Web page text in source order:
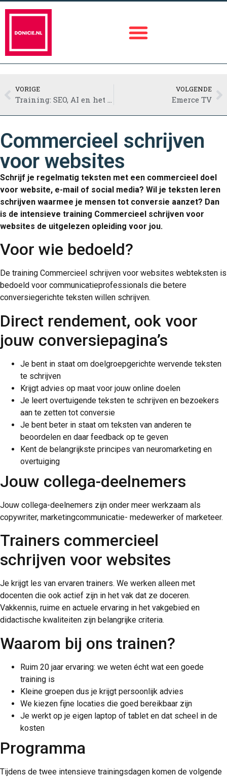
VORIGE
Training: SEO, AI en het nieuwe zoeken
VOLGENDE
Emerce TV
Commercieel schrijven
voor websites
Schrijf je regelmatig teksten met een commercieel doel
voor website, e-mail of social media? Wil je teksten leren
schrijven waarmee je mensen tot conversie aanzet? Dan
is de intensieve training Commercieel schrijven voor
websites de uitgelezen opleiding voor jou.
Voor wie bedoeld?
De training Commercieel schrijven voor websites webteksten is
bedoeld voor communicatieprofessionals die betere
conversiegerichte teksten willen schrijven.
Direct rendement, ook voor
jouw conversiepagina’s
Je bent in staat om doelgroepgerichte wervende teksten
te schrijven
Krijgt advies op maat voor jouw online doelen
Je leert overtuigende teksten te schrijven en bezoekers
aan te zetten tot conversie
Je bent beter in staat om teksten van anderen te
beoordelen en daar feedback op te geven
Kent de belangrijkste principes van neuromarketing en
overtuiging
Jouw collega-deelnemers
Jouw collega-deelnemers zijn onder meer werkzaam als
copywriter, marketingcommunicatie- medewerker of marketeer.
Trainers commercieel
schrijven voor websites
Je krijgt les van ervaren trainers. We werken alleen met
docenten die ook actief zijn in het vak dat ze doceren.
Vakkennis, ruime en actuele ervaring in het vakgebied en
didactische kwaliteiten zijn belangrijke criteria.
Waarom bij ons trainen?
Ruim 20 jaar ervaring: we weten écht wat een goede
training is
Kleine groepen dus je krijgt persoonlijk advies
We kiezen fijne locaties die goed bereikbaar zijn
Je werkt op je eigen laptop of tablet en dat scheel in de
kosten
Programma
Tijdens de twee intensieve trainingsdagen komen de volgende